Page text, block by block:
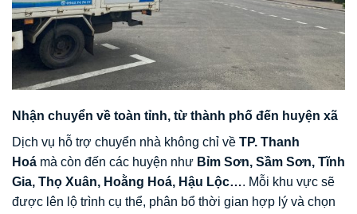
Nhận chuyển về toàn tỉnh, từ thành phố đến huyện xã
Dịch vụ hỗ trợ chuyển nhà không chỉ về TP. Thanh
Hoá mà còn đến các huyện như Bỉm Sơn, Sầm Sơn, Tĩnh
Gia, Thọ Xuân, Hoằng Hoá, Hậu Lộc…. Mỗi khu vực sẽ
được lên lộ trình cụ thể, phân bổ thời gian hợp lý và chọn